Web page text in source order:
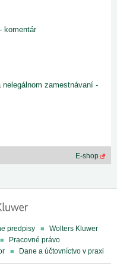
komentár
zamestnávaní -
E-shop
predpisy
Wolters Kluwer
Pracovné právo
Dane a účtovníctvo v praxi